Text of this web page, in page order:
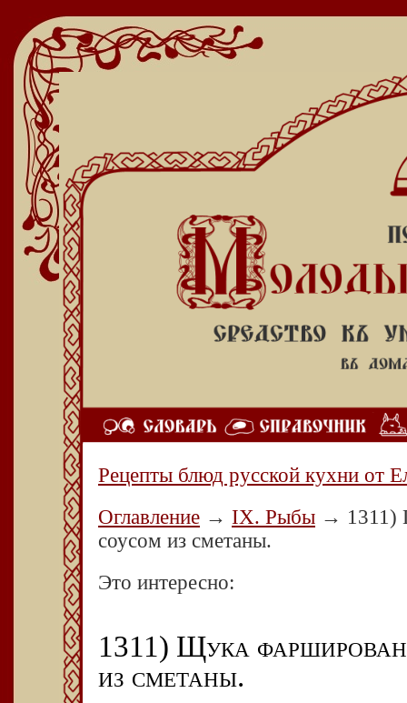
Рецепты блюд русской кухни от
Оглавление → IX. Рыбы → 1311)
соусом из сметаны.
Это интересно:
1311) Щука
из сметаны.